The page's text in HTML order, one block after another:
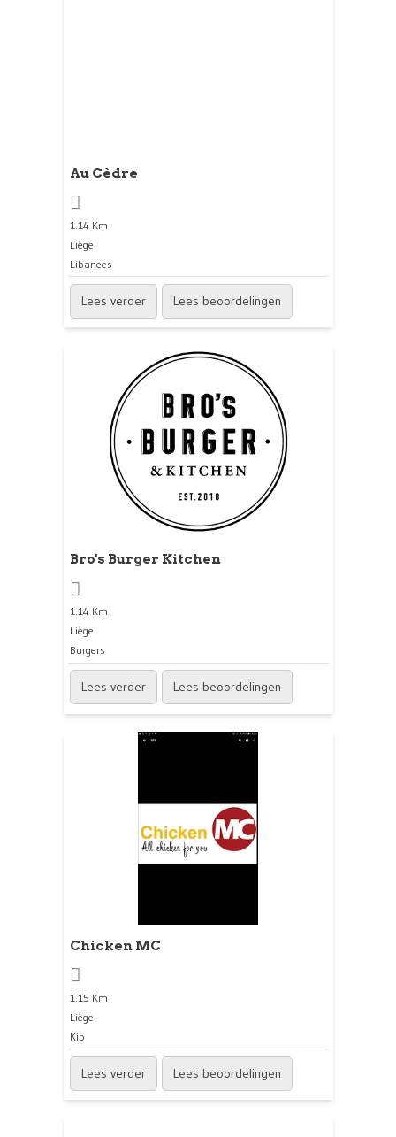
Au Cèdre
1.14 Km
Liège
Libanees
Lees verder Lees beoordelingen
Bro's Burger Kitchen
1.14 Km
Liège
Burgers
Lees verder Lees beoordelingen
Chicken MC
1.15 Km
Liège
Kip
Lees verder Lees beoordelingen